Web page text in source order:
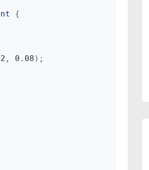
{
, 0.08 ) ;